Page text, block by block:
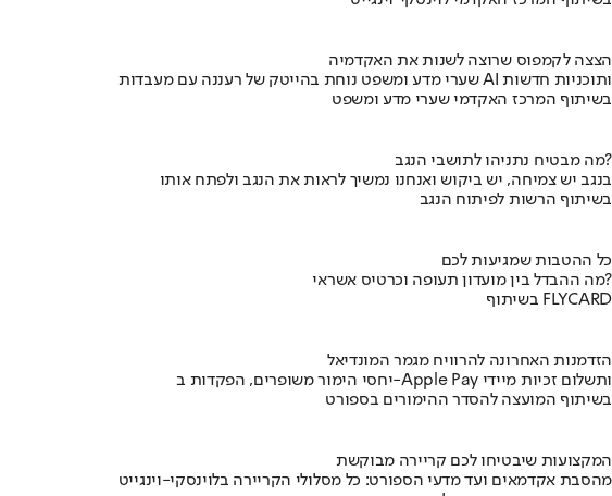
הצצה לקמפוס שרוצה לשנות את האקדמיה
שערי מדע ומשפט נוחת בהייטק של רעננה עם מעבדות AI ותוכניות חדשות
בשיתוף המרכז האקדמי שערי מדע ומשפט
מה מבטיח נתניהו לתושבי הנגב?
בנגב יש צמיחה, יש ביקוש ואנחנו נמשיך לראות את הנגב ולפתח אותו
בשיתוף הרשות לפיתוח הנגב
כל ההטבות שמגיעות לכם
מה ההבדל בין מועדון תעופה וכרטיס אשראי?
בשיתוף FLYCARD
הזדמנות האחרונה להרוויח מגמר המונדיאל
יחסי הימור משופרים, הפקדות ב-Apple Pay ותשלום זכיות מיידי
בשיתוף המועצה להסדר ההימורים בספורט
המקצועות שיבטיחו לכם קריירה מבוקשת
מהסבת אקדמאים ועד מדעי הספורט: כל מסלולי הקריירה בלוינסקי-וינגייט